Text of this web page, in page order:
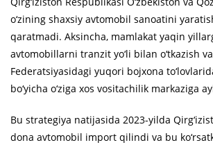
o‘zining shaxsiy avtomobil sanoatini
qaratmadi. Aksincha, mamlakat yaqin
avtomobillarni tranzit yo‘li bilan o‘tkazish
Federatsiyasidagi yuqori bojxona
bo‘yicha o‘ziga xos vositachilik markaziga
Bu strategiya natijasida 2023-yilda
dona avtomobil import qilindi va bu